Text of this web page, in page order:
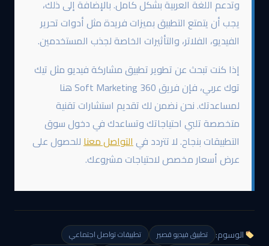
وتدعم اللغة العربية بشكل كامل. بالإضافة إلى ذلك،
يجب أن يتمتع التطبيق بميزات فريدة مثل أدوات تحرير
الفيديو، الفلاتر، والتأثيرات الخاصة لجذب المستخدمين.
إذا كنت تبحث عن تطوير تطبيق مشاركة فيديو مثل تيك
توك عربي، فإن فريق 360 Soft Marketing هنا
لمساعدتك. نحن نضمن لك تقديم استشارات تقنية
متخصصة تلبي احتياجاتك وتساعدك في دخول سوق
التطبيقات بنجاح. لا تتردد فيالتواصل معناللحصول على
عرض أسعار مخصص لاحتياجات مشروعك.
الوسوم: تطبيق فيديو قصير
تطبيقات تواصل اجتماعي